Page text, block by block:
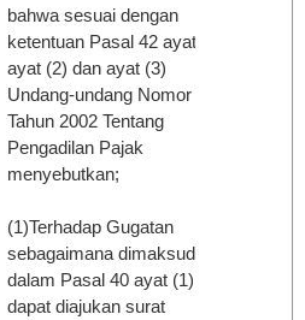
bahwa sesuai dengan
ketentuan Pasal 42 ayat (1),
ayat (2) dan ayat (3)
Undang-undang Nomor 14
Tahun 2002 Tentang
Pengadilan Pajak
menyebutkan;
(1)Terhadap Gugatan
sebagaimana dimaksud
dalam Pasal 40 ayat (1),
dapat diajukan surat